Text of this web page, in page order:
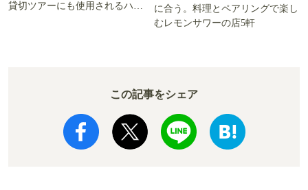
貸切ツアーにも使用されるハイ
に合う。料理とペアリングで楽し
むレモンサワーの店5軒
この記事をシェア